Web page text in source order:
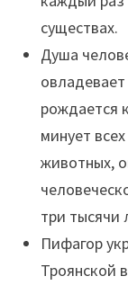
существах.
Душа
рождается
минует
животных,
три тысячи
Пифагор
Троянской